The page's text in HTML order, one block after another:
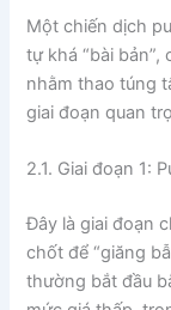
Một chiến dịch
tự khá “bài
nhằm thao túng
giai đoạn quan
2.1. Giai đoạn 1:
Đây là giai đoạn
chốt để “giăng
thường bắt đầu